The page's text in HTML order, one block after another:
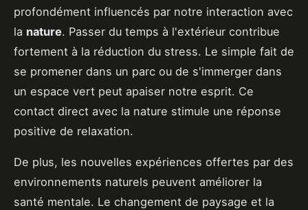
profondément influencés par notre interaction avec
la nature. Passer du temps à l'extérieur contribue
fortement à la réduction du stress. Le simple fait de
se promener dans un parc ou de s'immerger dans
un espace vert peut apaiser notre esprit. Ce
contact direct avec la nature stimule une réponse
positive de relaxation.
De plus, les nouvelles expériences offertes par des
environnements naturels peuvent améliorer la
santé mentale. Le changement de paysage et la